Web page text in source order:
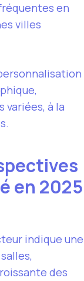
en
villes
variées, à la
en 2025
indique une
des